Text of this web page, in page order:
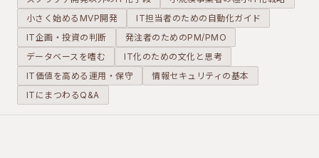
小さく始めるMVP開発
IT担当者のための自動化ガイド
IT企画・投資の判断
発注者のためのPM/PMO
データベースを嗜む
IT化のための文化と思考
IT価値を高める運用・保守
情報セキュリティの基本
ITにまつわるQ&A